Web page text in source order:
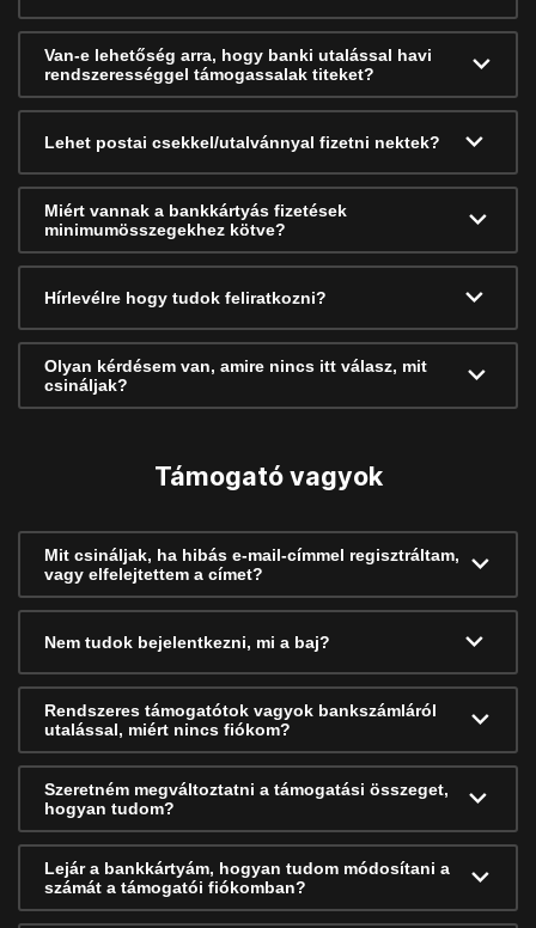
Van-e lehetőség arra, hogy banki utalással havi
rendszerességgel támogassalak titeket?
Lehet postai csekkel/utalvánnyal fizetni nektek?
Miért vannak a bankkártyás fizetések
minimumösszegekhez kötve?
Hírlevélre hogy tudok feliratkozni?
Olyan kérdésem van, amire nincs itt válasz, mit
csináljak?
Támogató vagyok
Mit csináljak, ha hibás e-mail-címmel regisztráltam,
vagy elfelejtettem a címet?
Nem tudok bejelentkezni, mi a baj?
Rendszeres támogatótok vagyok bankszámláról
utalással, miért nincs fiókom?
Szeretném megváltoztatni a támogatási összeget,
hogyan tudom?
Lejár a bankkártyám, hogyan tudom módosítani a
számát a támogatói fiókomban?